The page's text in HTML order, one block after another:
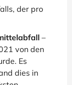
der pro
–
von den
Es
dies in